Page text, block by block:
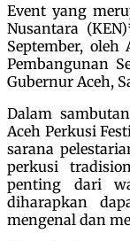
Event yang
Nusantara
September,
Pembangunan
Gubernur Aceh,
Dalam
Aceh Perkusi
sarana
perkusi
penting dari
diharapkan
mengenal dan